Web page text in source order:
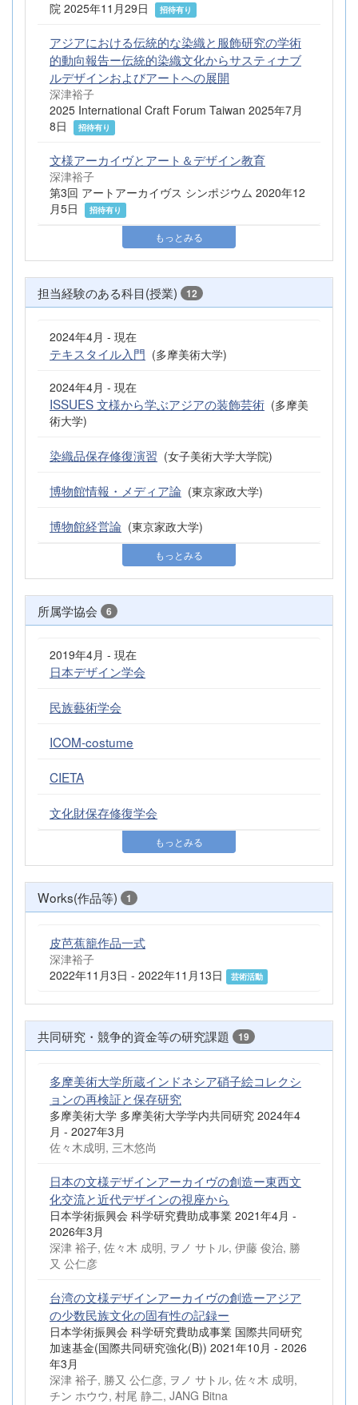
院 2025年11月29日
招待有り
アジアにおける伝統的な染織と服飾研究の学術
的動向報告ー伝統的染織文化からサスティナブ
ルデザインおよびアートへの展開
深津裕子
2025 International Craft Forum Taiwan 2025年7月
8日
招待有り
文様アーカイヴとアート＆デザイン教育
深津裕子
第3回 アートアーカイヴス シンポジウム 2020年12
月5日
招待有り
もっとみる
担当経験のある科目(授業) 12
2024年4月 - 現在
テキスタイル入門 (多摩美術大学)
2024年4月 - 現在
ISSUES 文様から学ぶアジアの装飾芸術 (多摩美
術大学)
染織品保存修復演習 (女子美術大学大学院)
博物館情報・メディア論 (東京家政大学)
博物館経営論 (東京家政大学)
もっとみる
所属学協会 6
2019年4月 - 現在
日本デザイン学会
民族藝術学会
ICOM-costume
CIETA
文化財保存修復学会
もっとみる
Works(作品等) 1
皮芭蕉籠作品一式
深津裕子
2022年11月3日 - 2022年11月13日
芸術活動
共同研究・競争的資金等の研究課題 19
多摩美術大学所蔵インドネシア硝子絵コレクシ
ョンの再検証と保存研究
多摩美術大学 多摩美術大学学内共同研究 2024年4
月 - 2027年3月
佐々木成明, 三木悠尚
日本の文様デザインアーカイヴの創造ー東西文
化交流と近代デザインの視座から
日本学術振興会 科学研究費助成事業 2021年4月 -
2026年3月
深津 裕子, 佐々木 成明, ヲノ サトル, 伊藤 俊治, 勝
又 公仁彦
台湾の文様デザインアーカイヴの創造ーアジア
の少数民族文化の固有性の記録ー
日本学術振興会 科学研究費助成事業 国際共同研究
加速基金(国際共同研究強化(B)) 2021年10月 - 2026
年3月
深津 裕子, 勝又 公仁彦, ヲノ サトル, 佐々木 成明,
チン ホウウ, 村尾 静二, JANG Bitna